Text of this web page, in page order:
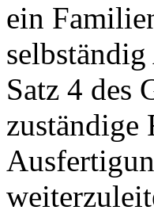
ein
Satz 4 des
zuständige